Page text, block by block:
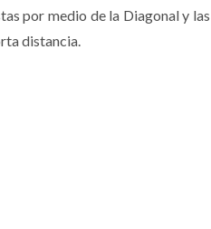
por medio de la Diagonal y las
distancia.